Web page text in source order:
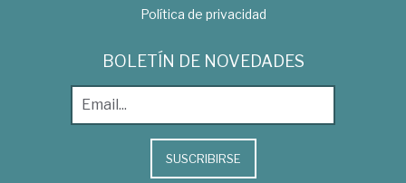
Política de privacidad
BOLETÍN DE NOVEDADES
SUSCRIBIRSE